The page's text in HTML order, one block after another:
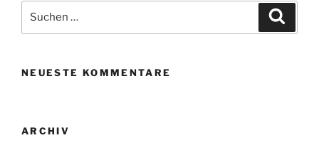
nach:
NEUESTE KOMMENTARE
ARCHIV